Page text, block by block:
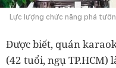
Lực lượng chức năng phá
Được biết, quán
(42 tuổi, ngụ TP.HCM)